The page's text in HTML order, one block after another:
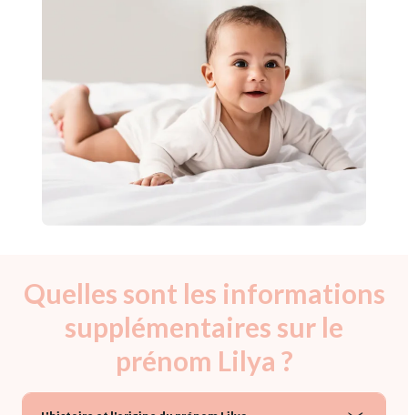
Quelles sont les informations
supplémentaires sur le
prénom Lilya ?